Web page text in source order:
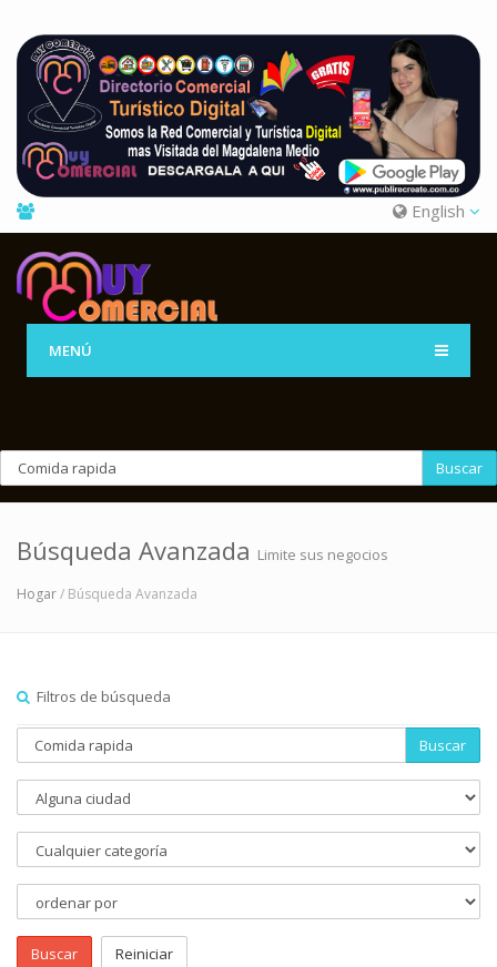
English
MENÚ
Buscar
Búsqueda Avanzada Limite sus negocios
Hogar/ Búsqueda Avanzada
Filtros de búsqueda
Buscar
Buscar Reiniciar